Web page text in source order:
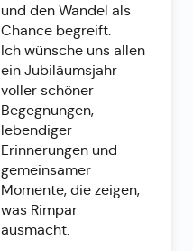
und den Wandel als
Chance begreift.
Ich wünsche uns allen
ein Jubiläumsjahr
voller schöner
Begegnungen,
lebendiger
Erinnerungen und
gemeinsamer
Momente, die zeigen,
was Rimpar
ausmacht.